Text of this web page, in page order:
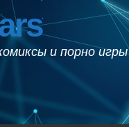
и порно игры